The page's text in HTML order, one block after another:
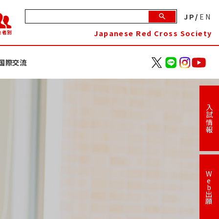
者別
JP/ EN
Japanese Red Cross Society
際交流
入試情報
W
e
b
出
願